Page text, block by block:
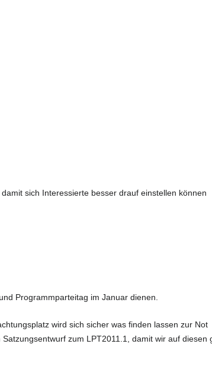
sich Interessierte besser drauf einstellen können
Programmparteitag im Januar dienen.
wird sich sicher was finden lassen zur Not
zum LPT2011.1, damit wir auf diesen